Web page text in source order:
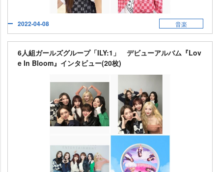
2022-04-08 音楽
6人組ガールズグループ「ILY:1」 デビューアルバム『Lov
e In Bloom』インタビュー(20枚)